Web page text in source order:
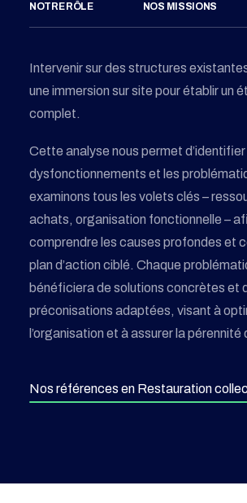
NOTRE RÔLE NOS MISSIONS
Intervenir sur des structures
une immersion sur site pour établir un
complet.
Cette analyse nous permet d’identifier
dysfonctionnements et les
examinons tous les volets clés –
achats, organisation fonctionnelle –
comprendre les causes profondes et
plan d’action ciblé. Chaque
bénéficiera de solutions concrètes et
préconisations adaptées, visant à
l’organisation et à assurer la pérennité
Nos références en Restauration